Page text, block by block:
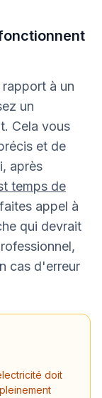
à un
un
Cela vous
et de
après
temps de
appel à
qui devrait
cas d'erreur
doit